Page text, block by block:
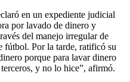
en un expediente judicial
por lavado de dinero y
del manejo irregular de
fútbol. Por la tarde, ratificó su
porque para lavar dinero
y no lo hice”, afirmó.